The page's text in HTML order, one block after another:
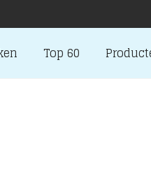
Top 60